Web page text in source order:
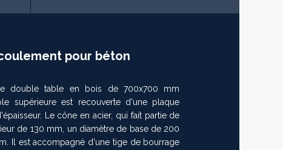
pour béton
double table en bois de 700x700 mm
supérieure est recouverte d'une plaque
Le cône en acier, qui fait partie de
de 130 mm, un diamètre de base de 200
Il est accompagné d'une tige de bourrage